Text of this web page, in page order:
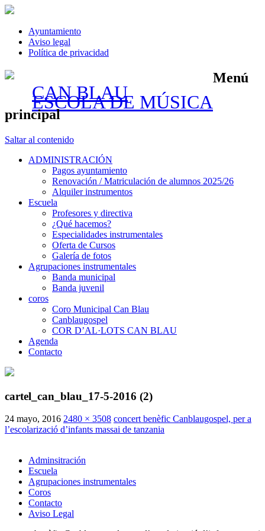
Ayuntamiento
Aviso legal
Política de privacidad
CAN BLAU
ESCOLA DE MÚSICA
Menú
principal
Saltar al contenido
ADMINISTRACIÓN
Pagos ayuntamiento
Renovación / Matriculación de alumnos 2025/26
Alquiler instrumentos
Escuela
Profesores y directiva
¿Qué hacemos?
Especialidades instrumentales
Oferta de Cursos
Galería de fotos
Agrupaciones instrumentales
Banda municipal
Banda juvenil
coros
Coro Municipal Can Blau
Canblaugospel
COR D’AL·LOTS CAN BLAU
Agenda
Contacto
cartel_can_blau_17-5-2016 (2)
24 mayo, 2016 2480 × 3508 concert benèfic Canblaugospel, per a
l’escolarizació d’infants massai de tanzania
Adminsitración
Escuela
Agrupaciones instrumentales
Coros
Contacto
Aviso Legal